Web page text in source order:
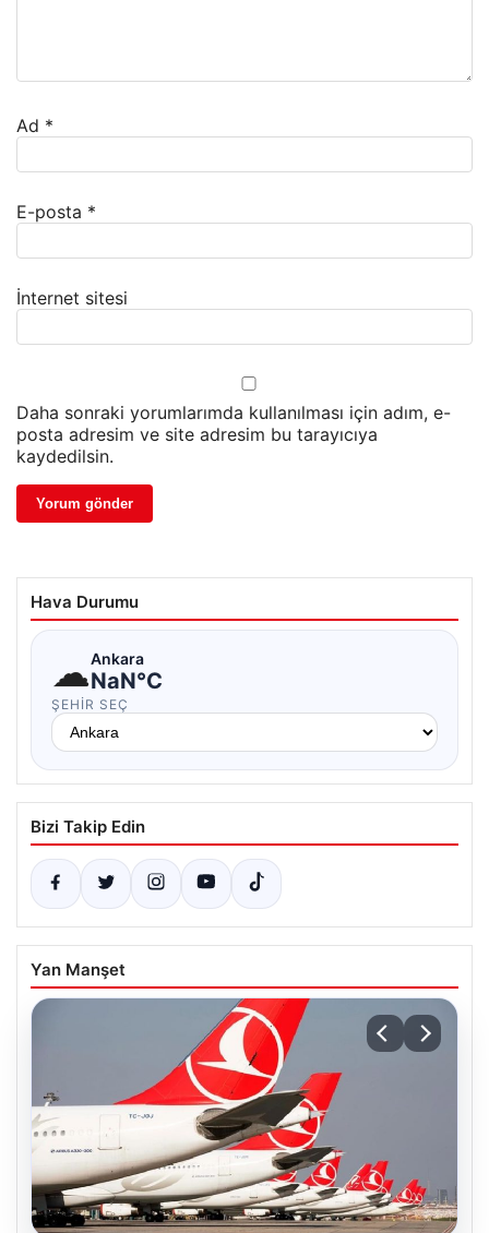
Ad *
E-posta *
İnternet sitesi
Daha sonraki yorumlarımda kullanılması için adım, e-
posta adresim ve site adresim bu tarayıcıya
kaydedilsin.
Hava Durumu
☁Ankara
NaN°C
ŞEHIR SEÇ
Bizi Takip Edin
Yan Manşet